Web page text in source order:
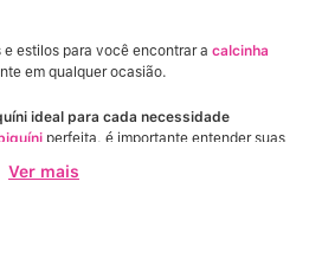
estilos para você encontrar a calcinha
em qualquer ocasião.
ideal para cada necessidade
perfeita, é importante entender suas
Ver mais